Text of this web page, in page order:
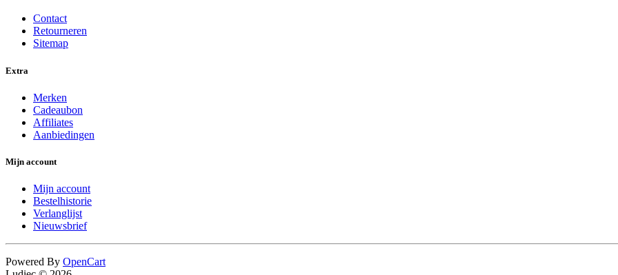
Contact
Retourneren
Sitemap
Extra
Merken
Cadeaubon
Affiliates
Aanbiedingen
Mijn account
Mijn account
Bestelhistorie
Verlanglijst
Nieuwsbrief
Powered By OpenCart